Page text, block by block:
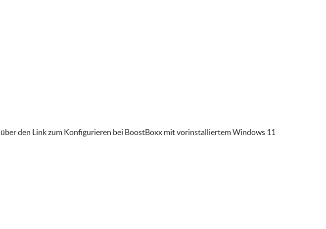
den Link zum Konfigurieren bei BoostBoxx mit vorinstalliertem Windows 11